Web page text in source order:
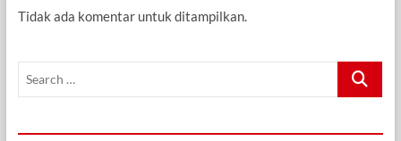
Tidak ada komentar untuk ditampilkan.
Search